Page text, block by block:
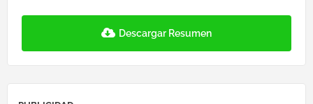
Descargar Resumen